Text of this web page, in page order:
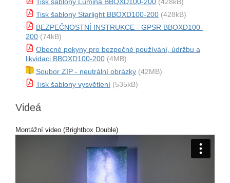
Tisk šablony Starlight BBOXD100-200 (428kB)
BEZPEČNOSTNÍ INSTRUKCE - GPSR BBOXD100-
200 (74kB)
Obecné pokyny pro bezpečné používání, údržbu a
likvidaci BBOXD100-200 (4MB)
Soubor ZIP - neutrální obrázky (42MB)
Tisk šablony vysvětlení (535kB)
Videá
Montážní video (Brightbox Double)